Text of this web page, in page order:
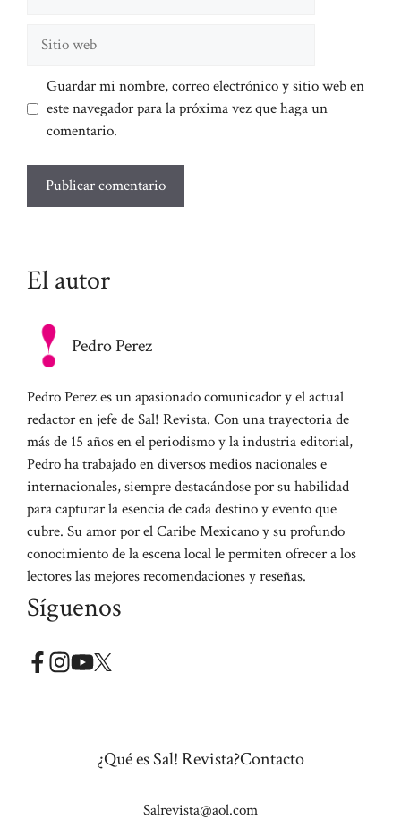
Guardar mi nombre, correo electrónico y sitio web en
este navegador para la próxima vez que haga un
comentario.
El autor
Pedro Perez
Pedro Perez es un apasionado comunicador y el actual
redactor en jefe de Sal! Revista. Con una trayectoria de
más de 15 años en el periodismo y la industria editorial,
Pedro ha trabajado en diversos medios nacionales e
internacionales, siempre destacándose por su habilidad
para capturar la esencia de cada destino y evento que
cubre. Su amor por el Caribe Mexicano y su profundo
conocimiento de la escena local le permiten ofrecer a los
lectores las mejores recomendaciones y reseñas.
Síguenos
¿Qué es Sal! Revista?Contacto
Salrevista@aol.com